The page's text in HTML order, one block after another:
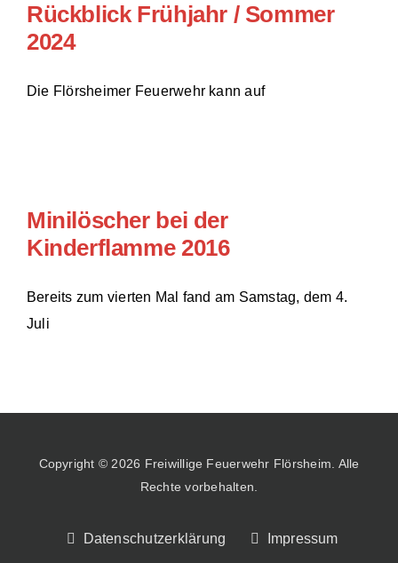
Rückblick Frühjahr / Sommer
2024
Die Flörsheimer Feuerwehr kann auf
Minilöscher bei der
Kinderflamme 2016
Bereits zum vierten Mal fand am Samstag, dem 4.
Juli
Copyright © 2026 Freiwillige Feuerwehr Flörsheim. Alle
Rechte vorbehalten.
Datenschutzerklärung Impressum